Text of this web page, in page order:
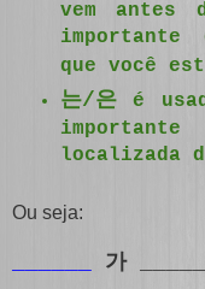
vem antes
que você
는/은é
localizada
Ou seja:
가